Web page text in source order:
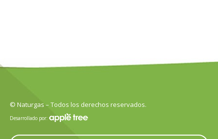
© Naturgas – Todos los derechos reservados.
Desarrollado por: